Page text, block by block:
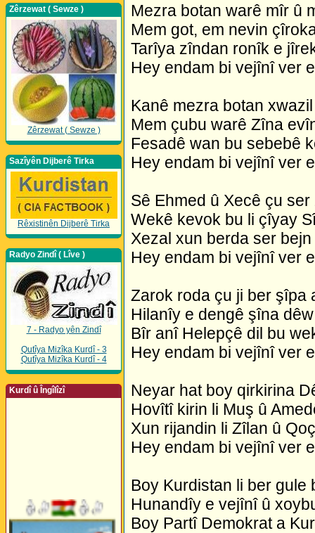
Zêrzewat ( Sewze )
Zêrzewat ( Sewze )
Sazîyên Dijberê Tirka
Rêxistinên Dijberê Tirka
Radyo Zindî ( Lîve )
7 - Radyo yên Zindî
Qutîya Mizîka Kurdî - 3
Qutîya Mizîka Kurdî - 4
Kurdî û Îngîlîzî
Mezra botan warê mîr û
Mem got, em nevin
Tarîya zîndan ronîk e
Hey endam bi vejînî ver
Kanê mezra botan
Mem çubu warê Zîna
Fesadê wan bu sebebê
Hey endam bi vejînî ver
Sê Ehmed û Xecê çu
Wekê kevok bu li çîyay
Xezal xun berda ser
Hey endam bi vejînî ver
Zarok roda çu ji ber şîpa
Hilanîy e dengê şîna
Bîr anî Helepçê dil bu
Hey endam bi vejînî ver
Neyar hat boy qirkirina
Hovîtî kirin li Muş û
Xun rijandin li Zîlan û
Hey endam bi vejînî ver
Boy Kurdistan li ber gule
Hunandîy e vejînî û
Boy Partî Demokrat a